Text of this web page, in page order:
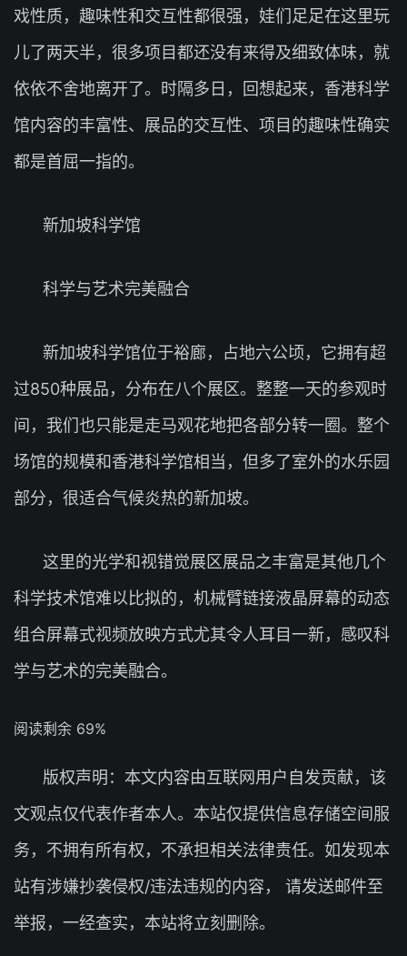
戏性质，趣味性和交互性都很强，娃们足足在这里玩
儿了两天半，很多项目都还没有来得及细致体味，就
依依不舍地离开了。时隔多日，回想起来，香港科学
馆内容的丰富性、展品的交互性、项目的趣味性确实
都是首屈一指的。
新加坡科学馆
科学与艺术完美融合
新加坡科学馆位于裕廊，占地六公顷，它拥有超
过850种展品，分布在八个展区。整整一天的参观时
间，我们也只能是走马观花地把各部分转一圈。整个
场馆的规模和香港科学馆相当，但多了室外的水乐园
部分，很适合气候炎热的新加坡。
这里的光学和视错觉展区展品之丰富是其他几个
科学技术馆难以比拟的，机械臂链接液晶屏幕的动态
组合屏幕式视频放映方式尤其令人耳目一新，感叹科
学与艺术的完美融合。
阅读剩余 69%
版权声明：本文内容由互联网用户自发贡献，该
文观点仅代表作者本人。本站仅提供信息存储空间服
务，不拥有所有权，不承担相关法律责任。如发现本
站有涉嫌抄袭侵权/违法违规的内容， 请发送邮件至
举报，一经查实，本站将立刻删除。